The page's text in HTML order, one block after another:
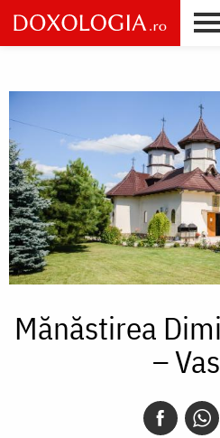
Skip
to
main
Mănăstirea
–